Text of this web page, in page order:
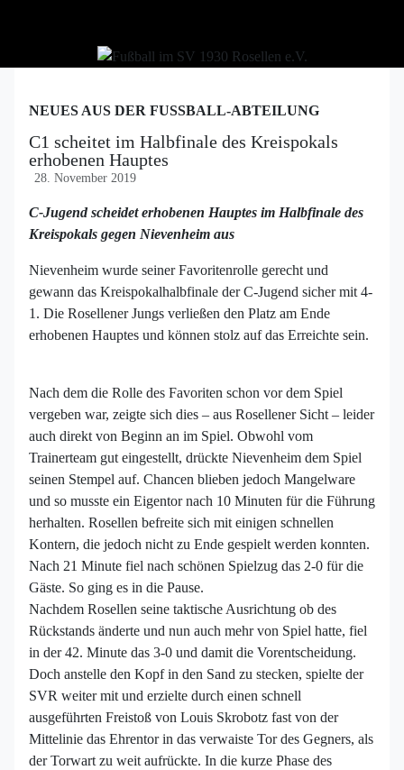
NEUES AUS DER FUSSBALL-ABTEILUNG
C1 scheitet im Halbfinale des Kreispokals
erhobenen Hauptes
28. November 2019
C-Jugend scheidet erhobenen Hauptes im Halbfinale des
Kreispokals gegen Nievenheim aus
Nievenheim wurde seiner Favoritenrolle gerecht und
gewann das Kreispokalhalbfinale der C-Jugend sicher mit 4-
1. Die Rosellener Jungs verließen den Platz am Ende
erhobenen Hauptes und können stolz auf das Erreichte sein.
Nach dem die Rolle des Favoriten schon vor dem Spiel
vergeben war, zeigte sich dies – aus Rosellener Sicht – leider
auch direkt von Beginn an im Spiel. Obwohl vom
Trainerteam gut eingestellt, drückte Nievenheim dem Spiel
seinen Stempel auf. Chancen blieben jedoch Mangelware
und so musste ein Eigentor nach 10 Minuten für die Führung
herhalten. Rosellen befreite sich mit einigen schnellen
Kontern, die jedoch nicht zu Ende gespielt werden konnten.
Nach 21 Minute fiel nach schönen Spielzug das 2-0 für die
Gäste. So ging es in die Pause.
Nachdem Rosellen seine taktische Ausrichtung ob des
Rückstands änderte und nun auch mehr von Spiel hatte, fiel
in der 42. Minute das 3-0 und damit die Vorentscheidung.
Doch anstelle den Kopf in den Sand zu stecken, spielte der
SVR weiter mit und erzielte durch einen schnell
ausgeführten Freistoß von Louis Skrobotz fast von der
Mittelinie das Ehrentor in das verwaiste Tor des Gegners, als
der Torwart zu weit aufrückte. In die kurze Phase des